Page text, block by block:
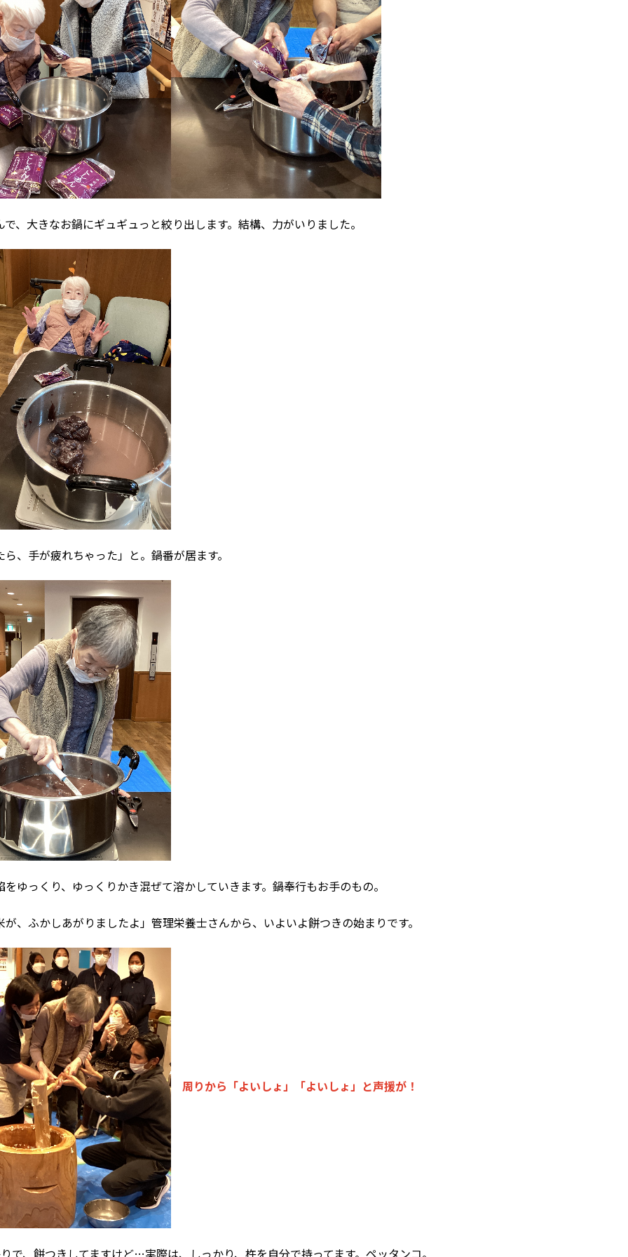
で、大きなお鍋にギュギュっと絞り出します。結構、力がいりました。
ら、手が疲れちゃった」と。鍋番が居ます。
をゆっくり、ゆっくりかき混ぜて溶かしていきます。鍋奉行もお手のもの。
が、ふかしあがりましたよ」管理栄養士さんから、いよいよ餅つきの始まりです。
周りから「よいしょ」「よいしょ」と声援が！
で、餅つきしてますけど…実際は、しっかり、杵を自分で持ってます。ペッタンコ。